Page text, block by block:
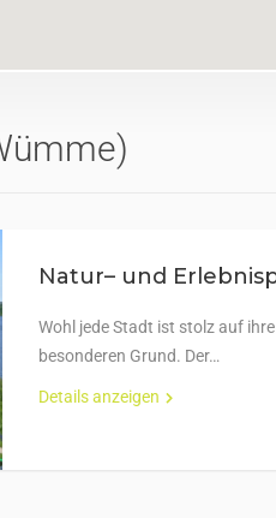
Natur– und
Wohl jede Stadt ist stolz auf
besonderen Grund. Der…
Details anzeigen